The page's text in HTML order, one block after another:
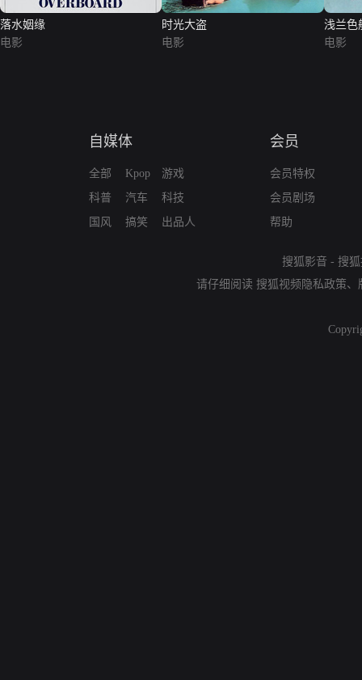
落水姻缘
电影
时光大盗
电影
浅兰色
电影
自媒体
全部
科普
国风
Kpop
汽车
搞笑
游戏
科技
出品人
会员
会员特权
会员剧场
帮助
搜狐影音 - 搜
请仔细阅读 搜狐视频隐私政策、